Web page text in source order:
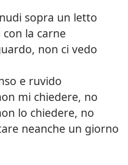
sopra un letto
con la carne
non ci vedo
e ruvido
mi chiedere, no
lo chiedere, no
neanche un giorno